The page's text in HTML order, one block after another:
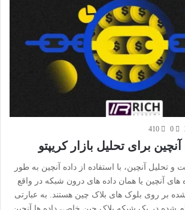
0
410
آنچین برای تحلیل بازار کریپتو
تحلیل آنچین، با استفاده از داده آنچین به طور
های آنچین یا همان داده های درون شبکه در واقع
بر روی بلوک های بلاک چین هستند. به عبارتی